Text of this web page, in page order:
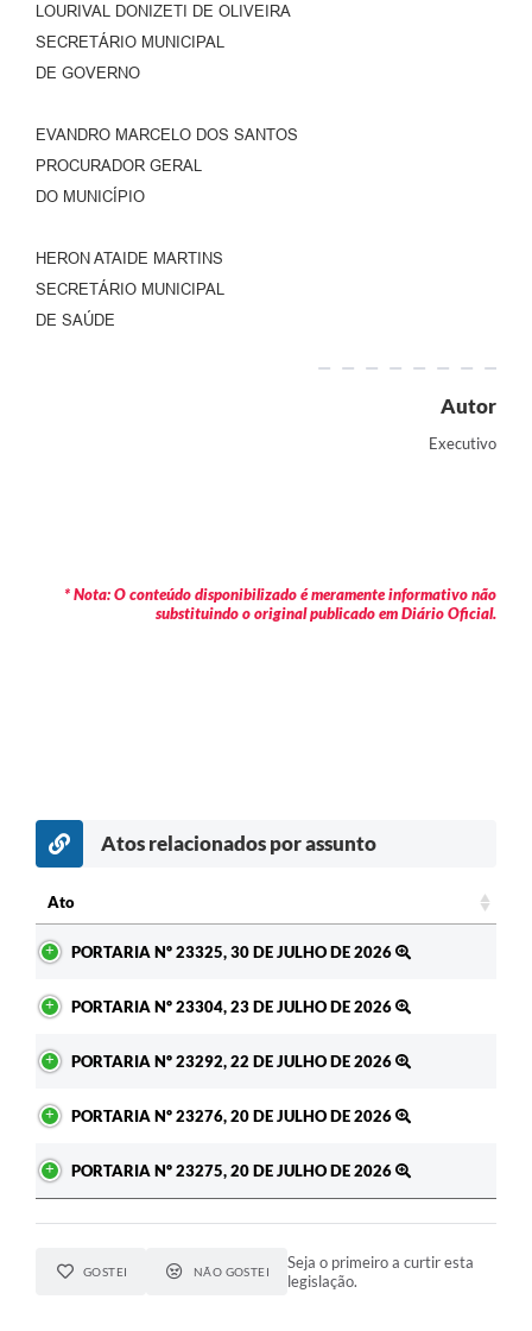
LOURIVAL DONIZETI DE OLIVEIRA
SECRETÁRIO MUNICIPAL
DE GOVERNO
EVANDRO MARCELO DOS SANTOS
PROCURADOR GERAL
DO MUNICÍPIO
HERON ATAIDE MARTINS
SECRETÁRIO MUNICIPAL
DE SAÚDE
Autor
Executivo
* Nota: O conteúdo disponibilizado é meramente informativo não
substituindo o original publicado em Diário Oficial.
Atos relacionados por assunto
Ato
PORTARIA Nº 23325, 30 DE JULHO DE 2026
PORTARIA Nº 23304, 23 DE JULHO DE 2026
PORTARIA Nº 23292, 22 DE JULHO DE 2026
PORTARIA Nº 23276, 20 DE JULHO DE 2026
PORTARIA Nº 23275, 20 DE JULHO DE 2026
GOSTEI NÃO GOSTEI
Seja o primeiro a curtir esta
legislação.